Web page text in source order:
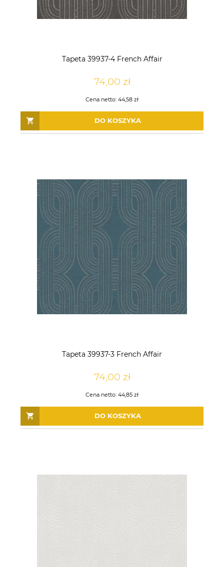
Tapeta 39937-4 French Affair
74,00 zł
Cena netto: 44,58 zł
DO KOSZYKA
Tapeta 39937-3 French Affair
74,00 zł
Cena netto: 44,85 zł
DO KOSZYKA